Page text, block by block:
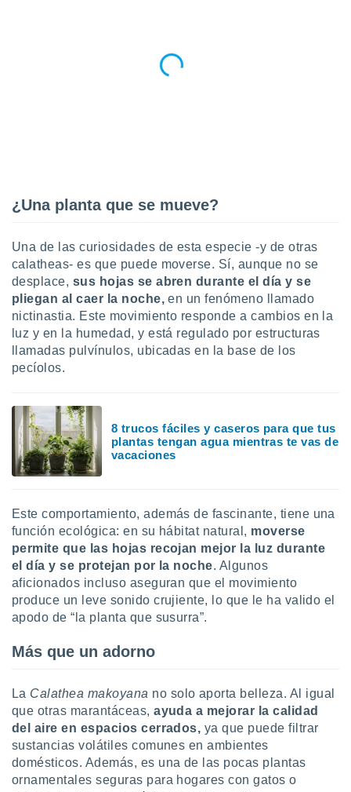
¿Una planta que se mueve?
Una de las curiosidades de esta especie -y de otras
calatheas- es que puede moverse. Sí, aunque no se
desplace, sus hojas se abren durante el día y se
pliegan al caer la noche, en un fenómeno llamado
nictinastia. Este movimiento responde a cambios en la
luz y en la humedad, y está regulado por estructuras
llamadas pulvínulos, ubicadas en la base de los
pecíolos.
8 trucos fáciles y caseros para que tus
plantas tengan agua mientras te vas de
vacaciones
Este comportamiento, además de fascinante, tiene una
función ecológica: en su hábitat natural, moverse
permite que las hojas recojan mejor la luz durante
el día y se protejan por la noche. Algunos
aficionados incluso aseguran que el movimiento
produce un leve sonido crujiente, lo que le ha valido el
apodo de “la planta que susurra”.
Más que un adorno
La Calathea makoyana no solo aporta belleza. Al igual
que otras marantáceas,ayuda a mejorar la calidad
del aire en espacios cerrados, ya que puede filtrar
sustancias volátiles comunes en ambientes
domésticos. Además, es una de las pocas plantas
ornamentales seguras para hogares con gatos o